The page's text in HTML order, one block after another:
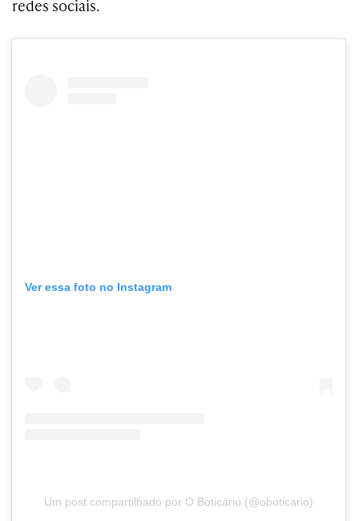
redes sociais.
Ver essa foto no Instagram
Um post compartilhado por O Boticário (@oboticario)